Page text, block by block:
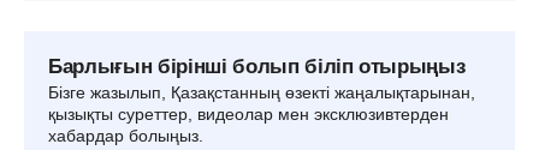
Барлығын бірінші болып біліп отырыңыз
Бізге жазылып, Қазақстанның өзекті жаңалықтарынан,
қызықты суреттер, видеолар мен эксклюзивтерден
хабардар болыңыз.